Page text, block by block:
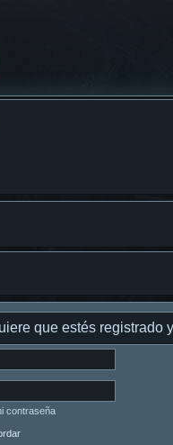
que estés registrado
contraseña